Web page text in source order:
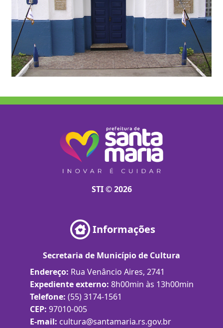
STI © 2026
Informações
Secretaria de Município de Cultura
Endereço: Rua Venâncio Aires, 2741
Expediente externo: 8h00min às 13h00min
Telefone: (55) 3174-1561
CEP: 97010-005
E-mail: cultura@santamaria.rs.gov.br